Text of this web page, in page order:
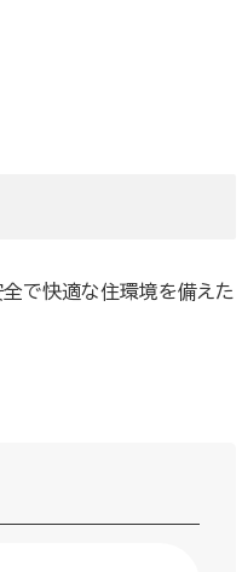
全で快適な住環境を備えた